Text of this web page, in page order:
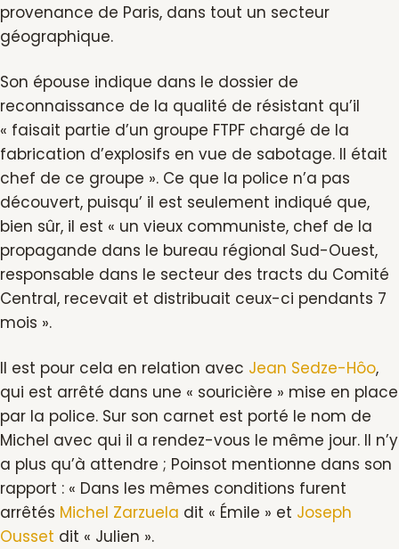
provenance de Paris, dans tout un secteur
géographique.
Son épouse indique dans le dossier de
reconnaissance de la qualité de résistant qu’il
« faisait partie d’un groupe FTPF chargé de la
fabrication d’explosifs en vue de sabotage. Il était
chef de ce groupe ». Ce que la police n’a pas
découvert, puisqu’ il est seulement indiqué que,
bien sûr, il est « un vieux communiste, chef de la
propagande dans le bureau régional Sud-Ouest,
responsable dans le secteur des tracts du Comité
Central, recevait et distribuait ceux-ci pendants 7
mois ».
Il est pour cela en relation avec Jean Sedze-Hôo,
qui est arrêté dans une « souricière » mise en place
par la police. Sur son carnet est porté le nom de
Michel avec qui il a rendez-vous le même jour. Il n’y
a plus qu’à attendre ; Poinsot mentionne dans son
rapport : « Dans les mêmes conditions furent
arrêtés Michel Zarzuela dit « Émile » et Joseph
Ousset dit « Julien ».